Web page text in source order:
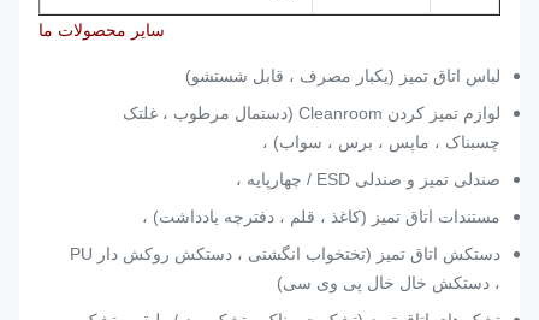
سایر محصولات ما
لباس اتاق تمیز (یکبار مصرف ، قابل شستشو)
لوازم تمیز کردن Cleanroom (دستمال مرطوب ، غلتک
چسبناک ، ماپس ، برس ، سواب) ،
صندلی تمیز و صندلی ESD / چهارپایه ،
مستندات اتاق تمیز (کاغذ ، قلم ، دفترچه یادداشت) ،
دستکش اتاق تمیز (تختخواب انگشتی ، دستکش روکش دار PU
، دستکش خال خال پی وی سی)